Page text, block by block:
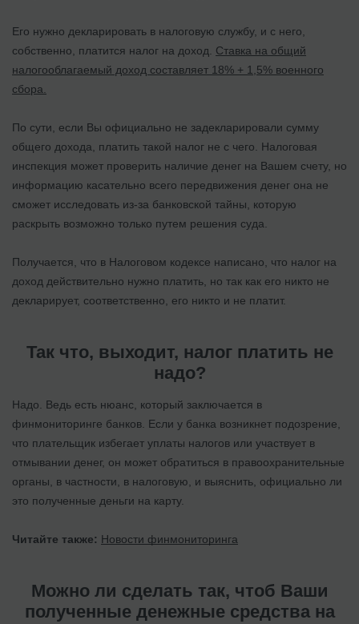
Его нужно декларировать в налоговую службу, и с него,
собственно, платится налог на доход. Ставка на общий
налогооблагаемый доход составляет 18% + 1,5% военного
сбора.
По сути, если Вы официально не задекларировали сумму
общего дохода, платить такой налог не с чего. Налоговая
инспекция может проверить наличие денег на Вашем счету, но
информацию касательно всего передвижения денег она не
сможет исследовать из-за банковской тайны, которую
раскрыть возможно только путем решения суда.
Получается, что в Налоговом кодексе написано, что налог на
доход действительно нужно платить, но так как его никто не
декларирует, соответственно, его никто и не платит.
Так что, выходит, налог платить не
надо?
Надо. Ведь есть нюанс, который заключается в
финмониторинге банков. Если у банка возникнет подозрение,
что плательщик избегает уплаты налогов или участвует в
отмывании денег, он может обратиться в правоохранительные
органы, в частности, в налоговую, и выяснить, официально ли
это полученные деньги на карту.
Читайте также: Новости финмониторинга
Можно ли сделать так, чтоб Ваши
полученные денежные средства на